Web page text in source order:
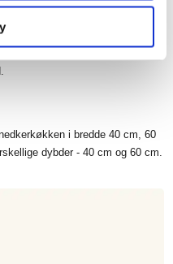
serie produceres
i bredde 40 cm, 60
dybder - 40 cm og 60 cm.